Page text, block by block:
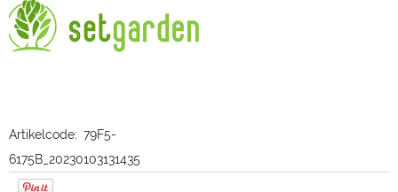
Artikelcode: 79F5-
6175B_20230103131435